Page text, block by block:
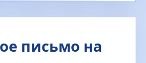
письмо на